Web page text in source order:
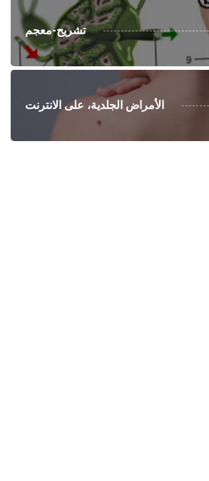
تشريح-معجم
الأمراض الجلدية، على الانترنت